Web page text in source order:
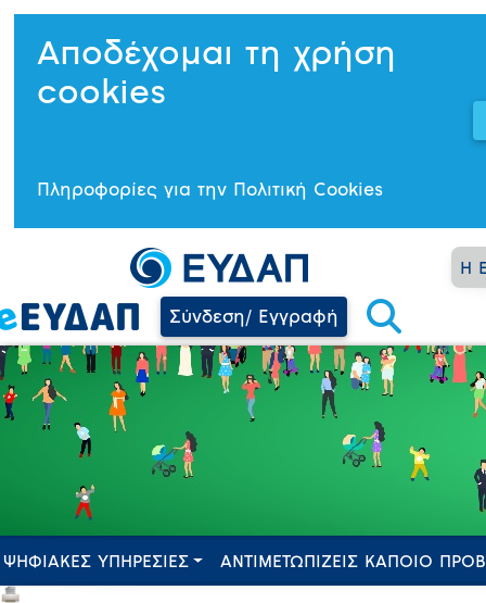
Αποδέχομαι τη χρήση
cookies
Πληροφορίες για την Πολιτική Cookies
Η
Σύνδεση/ Εγγραφή
ΨΗΦΙΑΚΕΣ ΥΠΗΡΕΣΙΕΣ ΑΝΤΙΜΕΤΩΠΙΖΕΙΣ ΚΑΠΟΙΟ